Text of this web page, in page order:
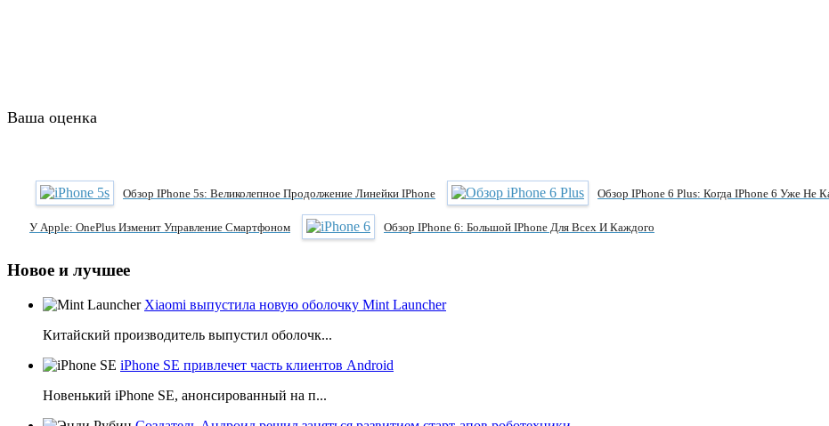
Ваша оценка
Обзор IPhone 5s: Великолепное Продолжение Линейки IPhone Обзор IPhone 6 Plus: Когда IPhone 6 Уже Не
У Apple: OnePlus Изменит Управление Смартфоном Обзор IPhone 6: Большой IPhone Для Всех И Каждого
Новое и лучшее
Xiaomi выпустила новую оболочку Mint Launcher
Китайский производитель выпустил оболочк...
iPhone SE привлечет часть клиентов Android
Новенький iPhone SE, анонсированный на п...